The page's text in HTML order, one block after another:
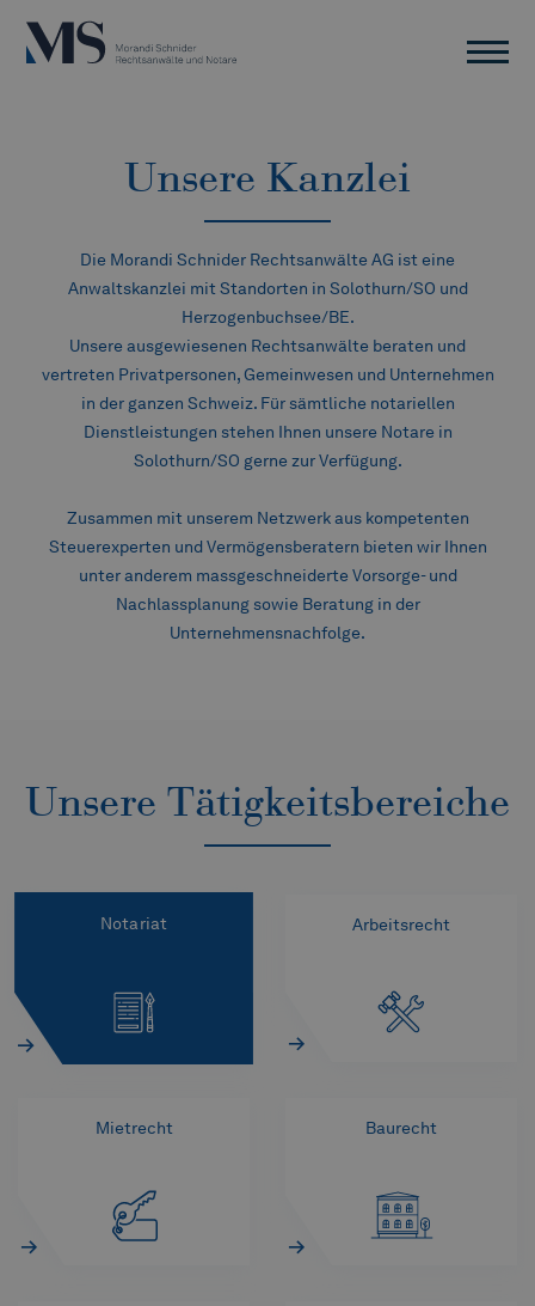
Unsere Kanzlei
Die Morandi Schnider Rechtsanwälte AG ist eine
Anwaltskanzlei mit Standorten in Solothurn/SO und
Herzogenbuchsee/BE.
Unsere ausgewiesenen Rechtsanwälte beraten und
vertreten Privatpersonen, Gemeinwesen und Unternehmen
in der ganzen Schweiz. Für sämtliche notariellen
Dienstleistungen stehen Ihnen unsere Notare in
Solothurn/SO gerne zur Verfügung.
Zusammen mit unserem Netzwerk aus kompetenten
Steuerexperten und Vermögensberatern bieten wir Ihnen
unter anderem massgeschneiderte Vorsorge- und
Nachlassplanung sowie Beratung in der
Unternehmensnachfolge.
Unsere Tätigkeitsbereiche
Notariat Arbeitsrecht
Mietrecht Baurecht